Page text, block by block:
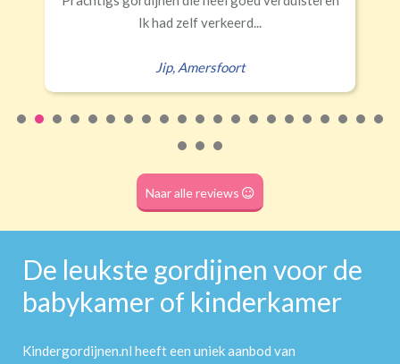
Naar alle reviews
De leukste gordijnen voor de
babykamer of kinderkamer
Kindergordijnen.nl heeft een uniek aanbod van